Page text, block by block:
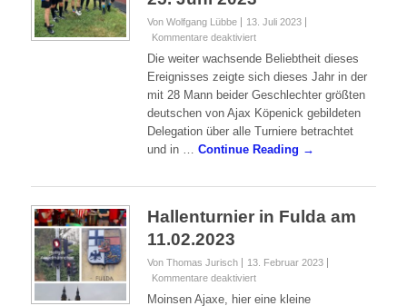
25. Juni 2023
Von Wolfgang Lübbe
13. Juli 2023
Kommentare deaktiviertfür
Das
internationale
Fußballturnier
Prag
Juni
Die weiter wachsende Beliebtheit dieses
Ereignisses zeigte sich dieses Jahr in der
mit 28 Mann beider Geschlechter größten
deutschen von Ajax Köpenick gebildeten
und in …Continue Reading →
11.02.2023
Von Thomas Jurisch
13. Februar 2023